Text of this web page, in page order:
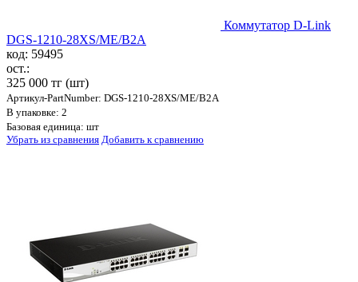
Коммутатор D-Link
DGS-1210-28XS/ME/B2A
код: 59495
ост.:
325 000 тг (шт)
Артикул-PartNumber: DGS-1210-28XS/ME/B2A
В упаковке: 2
Базовая единица: шт
Убрать из сравнения Добавить к сравнению